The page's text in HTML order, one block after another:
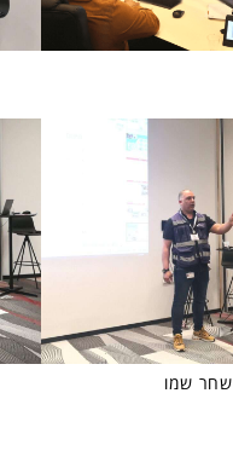
שחר שמו